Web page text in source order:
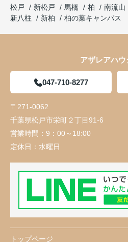
松戸
新松戸 馬橋 柏 南流山
新八柱
新柏 柏の葉キャンパス
アザレアハウ
047-710-8277
〒271-0062
千葉県松戸市栄町２丁目91-6
営業時間： 9：00～18:00
定休日： 水曜日
トップページ